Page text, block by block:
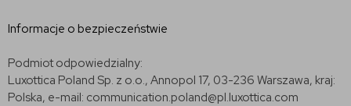
Informacje o bezpieczeństwie
Podmiot odpowiedzialny:
Luxottica Poland Sp. z o.o., Annopol 17, 03-236 Warszawa, kraj:
Polska, e-mail: communication.poland@pl.luxottica.com